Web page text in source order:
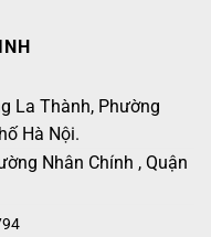
La Thành, Phường
Hà Nội.
Nhân Chính , Quận